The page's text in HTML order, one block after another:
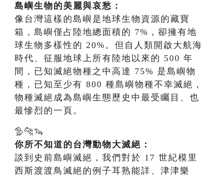
島嶼生物的美麗與哀愁：
像台灣這樣的島嶼是地球生物資源的藏寶
箱，島嶼僅占陸地總面積的 7%，卻擁有地
球生物多樣性的 20%。但自人類開啟大航海
時代、征服地球上所有陸地以來的 500 年
間，已知滅絕物種之中高達 75% 是島嶼物
種，已知至少有 800 種島嶼物種不幸滅絕，
物種滅絕成為島嶼生態歷史中最受矚目、也
最慘烈的一頁。
🦤🐆🦦
你所不知道的台灣動物大滅絕：
談到史前島嶼滅絕，我們對於 17 世紀模里
西斯渡渡鳥滅絕的例子耳熟能詳、津津樂